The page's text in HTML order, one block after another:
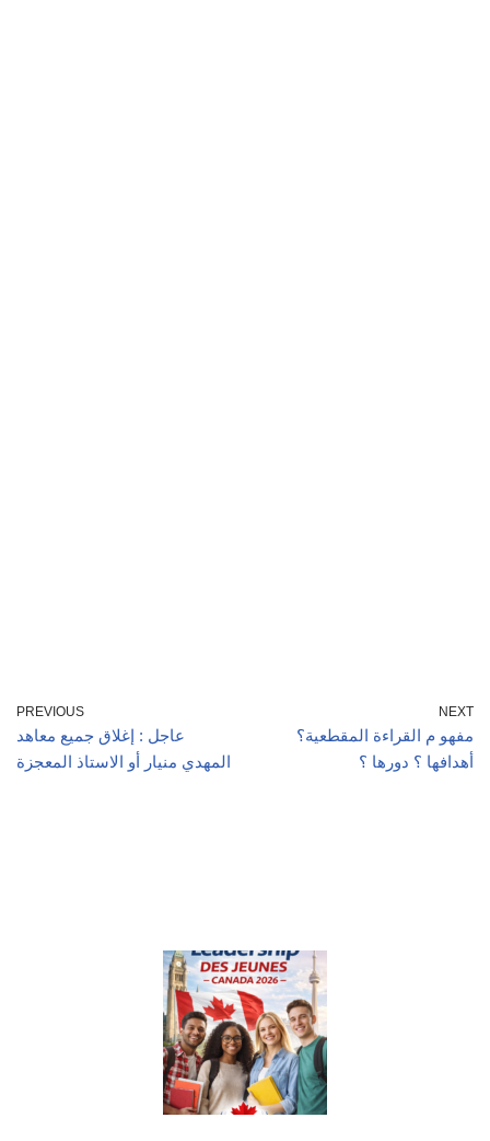
PREVIOUS
عاجل : إغلاق جميع معاهد
المهدي منيار أو الاستاذ المعجزة
NEXT
مفهو م القراءة المقطعية؟
أهدافها ؟ دورها ؟